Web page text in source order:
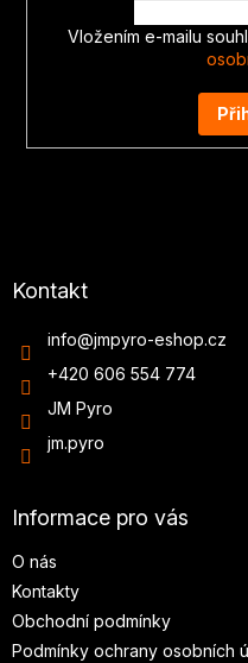
Vložením e-mailu
Kontakt
info@jmpyro-eshop.cz
+420 606 554 774
JM Pyro
jm.pyro
Informace pro vás
O nás
Kontakty
Obchodní podmínky
Podmínky ochrany osobních